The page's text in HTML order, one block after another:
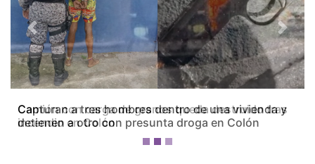
Camión con carga de granos queda destruido tras
incendio en Colón
Previous Next